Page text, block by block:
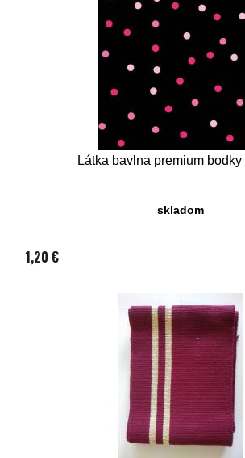
Látka bavlna premium
skladom
1,20 €